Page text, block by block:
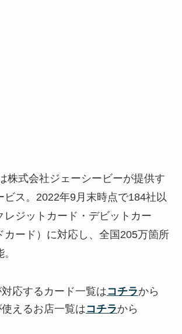
株式会社ジェーシービーが提供す
ビス。2022年9月末時点で184社以
レジットカード・デビットカー
カード）に対応し、全国205万箇所
応するカード一覧はコチラから
えるお店一覧はコチラから